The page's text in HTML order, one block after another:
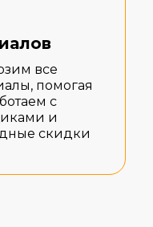
все
помогая
с
и
скидки